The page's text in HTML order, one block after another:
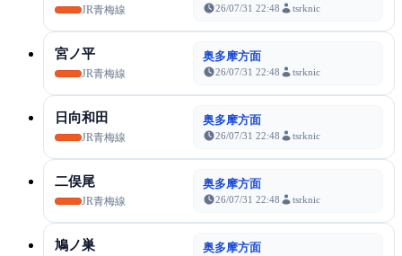
JR青梅線 26/07/31 22:48 tsrknic
宮ノ平
JR青梅線
奥多摩方面
26/07/31 22:48 tsrknic
日向和田
JR青梅線
奥多摩方面
26/07/31 22:48 tsrknic
二俣尾
JR青梅線
奥多摩方面
26/07/31 22:48 tsrknic
鳩ノ巣 奥多摩方面